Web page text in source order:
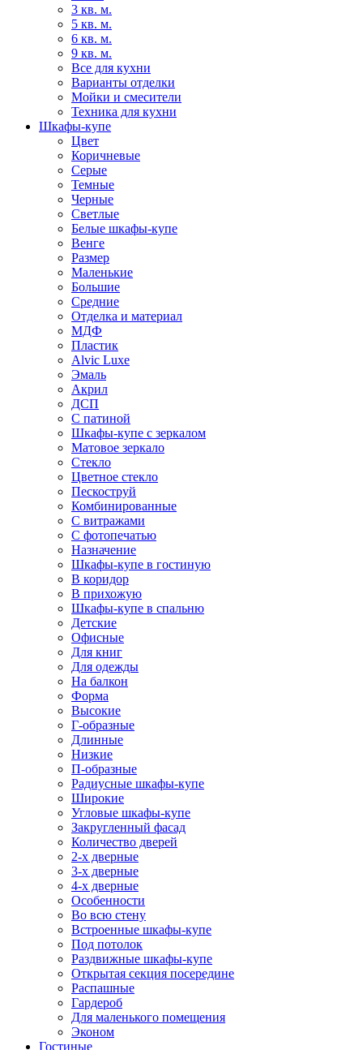
3 кв. м.
5 кв. м.
6 кв. м.
9 кв. м.
Все для кухни
Варианты отделки
Мойки и смесители
Техника для кухни
Шкафы-купе
Цвет
Коричневые
Серые
Темные
Черные
Светлые
Белые шкафы-купе
Венге
Размер
Маленькие
Большие
Средние
Отделка и материал
МДФ
Пластик
Alvic Luxe
Эмаль
Акрил
ДСП
С патиной
Шкафы-купе с зеркалом
Матовое зеркало
Стекло
Цветное стекло
Пескоструй
Комбинированные
С витражами
С фотопечатью
Назначение
Шкафы-купе в гостиную
В коридор
В прихожую
Шкафы-купе в спальню
Детские
Офисные
Для книг
Для одежды
На балкон
Форма
Высокие
Г-образные
Длинные
Низкие
П-образные
Радиусные шкафы-купе
Широкие
Угловые шкафы-купе
Закругленный фасад
Количество дверей
2-х дверные
3-х дверные
4-х дверные
Особенности
Во всю стену
Встроенные шкафы-купе
Под потолок
Раздвижные шкафы-купе
Открытая секция посередине
Распашные
Гардероб
Для маленького помещения
Эконом
Гостиные